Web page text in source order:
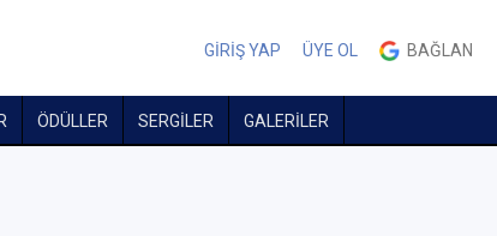
GİRİŞ YAP ÜYE OL BAĞLAN
ÖDÜLLER SERGİLER GALERİLER